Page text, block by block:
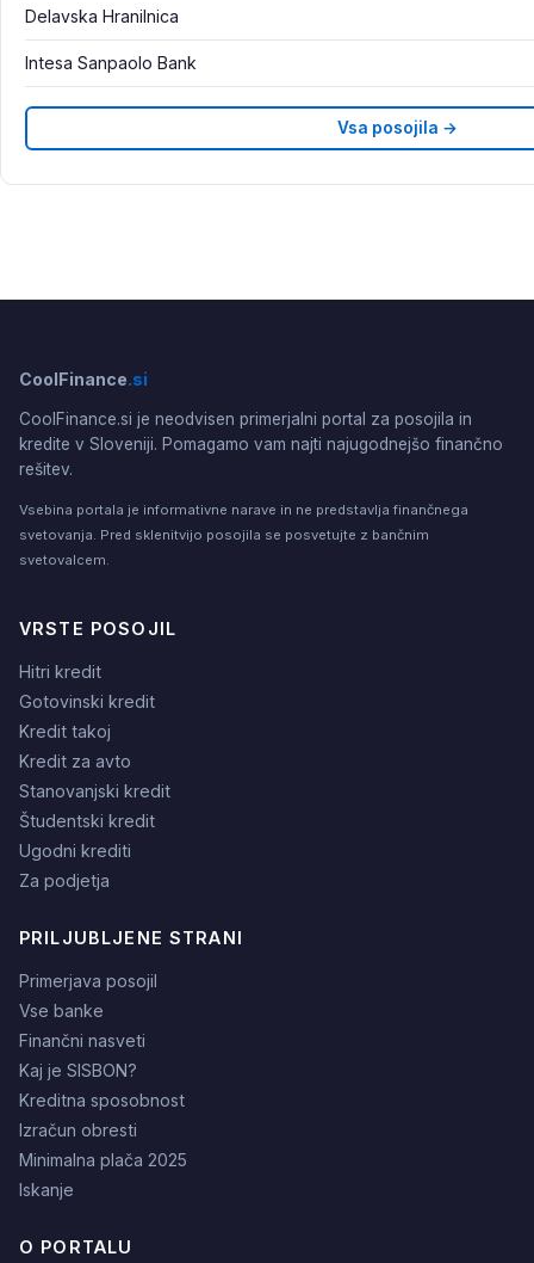
Delavska Hranilnica
Intesa Sanpaolo Bank
Vsa posojila →
CoolFinance.si
CoolFinance.si je neodvisen primerjalni portal za posojila in
kredite v Sloveniji. Pomagamo vam najti najugodnejšo finančno
rešitev.
Vsebina portala je informativne narave in ne predstavlja finančnega
svetovanja. Pred sklenitvijo posojila se posvetujte z bančnim
svetovalcem.
VRSTE POSOJIL
Hitri kredit
Gotovinski kredit
Kredit takoj
Kredit za avto
Stanovanjski kredit
Študentski kredit
Ugodni krediti
Za podjetja
PRILJUBLJENE STRANI
Primerjava posojil
Vse banke
Finančni nasveti
Kaj je SISBON?
Kreditna sposobnost
Izračun obresti
Minimalna plača 2025
Iskanje
O PORTALU